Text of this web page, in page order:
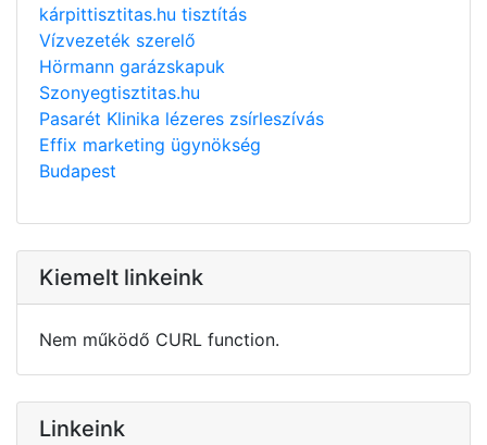
kárpittisztitas.hu tisztítás
Vízvezeték szerelő
Hörmann garázskapuk
Szonyegtisztitas.hu
Pasarét Klinika lézeres zsírleszívás
Effix marketing ügynökség
Budapest
Kiemelt linkeink
Nem működő CURL function.
Linkeink